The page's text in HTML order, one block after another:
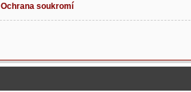
Ochrana soukromí